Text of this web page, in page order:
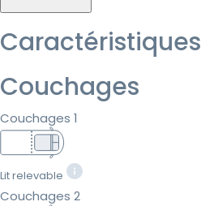
Caractéristiques
Couchages
Couchages 1
Lit relevable
Couchages 2